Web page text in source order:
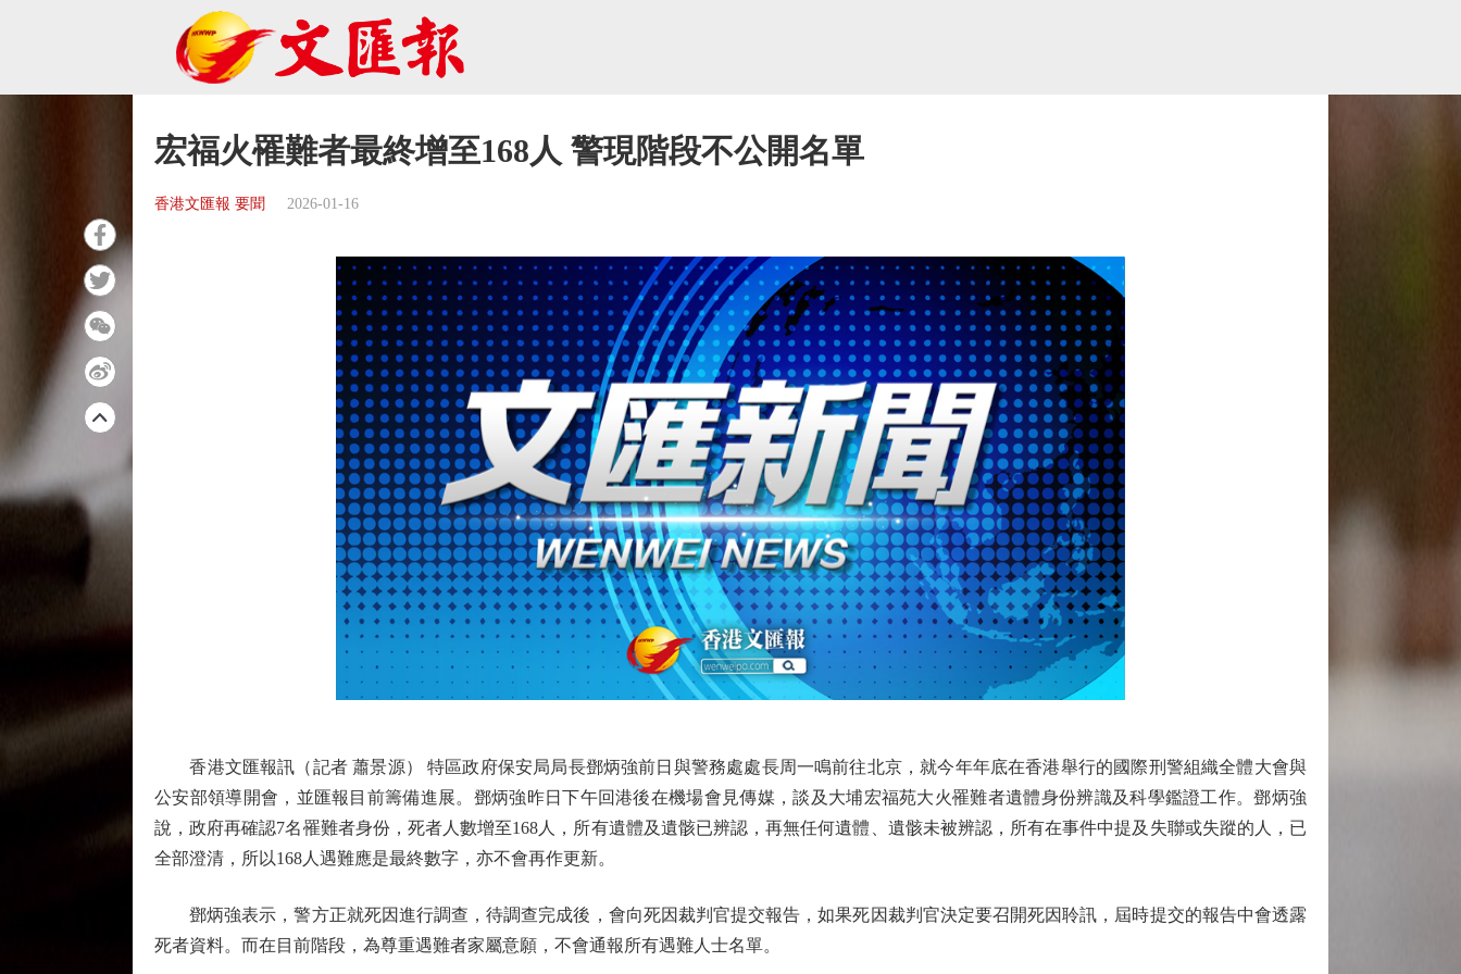
宏福火罹難者最終增至168人 警現階段不公開名單
香港文匯報 要聞 2026-01-16
香港文匯報訊（記者 蕭景源） 特區政府保安局局長鄧炳強前日與警務處處長周一鳴前往北京，就今年年底在香港舉行的國際刑警組織全體大會與
公安部領導開會，並匯報目前籌備進展。鄧炳強昨日下午回港後在機場會見傳媒，談及大埔宏福苑大火罹難者遺體身份辨識及科學鑑證工作。鄧炳強
說，政府再確認7名罹難者身份，死者人數增至168人，所有遺體及遺骸已辨認，再無任何遺體、遺骸未被辨認，所有在事件中提及失聯或失蹤的人，已
全部澄清，所以168人遇難應是最終數字，亦不會再作更新。
鄧炳強表示，警方正就死因進行調查，待調查完成後，會向死因裁判官提交報告，如果死因裁判官決定要召開死因聆訊，屆時提交的報告中會透露
死者資料。而在目前階段，為尊重遇難者家屬意願，不會通報所有遇難人士名單。